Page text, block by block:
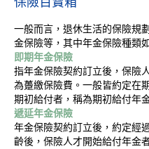
一般而言，退休生活的保險規
金保險等，其中年金保險種類
即期年金保險
指年金保險契約訂立後，保險
為躉繳保險費。一般皆約定在
期初給付者，稱為期初給付年
遞延年金保險
年金保險契約訂立後，約定經
齡後，保險人才開始給付年金